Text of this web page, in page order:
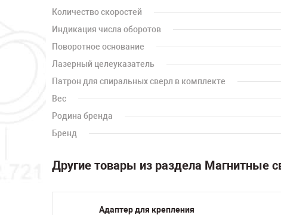
Количество скоростей
Индикация числа оборотов
Поворотное основание
Лазерный целеуказатель
Патрон для спиральных сверл в комплекте
Вес
Родина бренда
Бренд
Другие товары из раздела Магнитные
Адаптер для крепления